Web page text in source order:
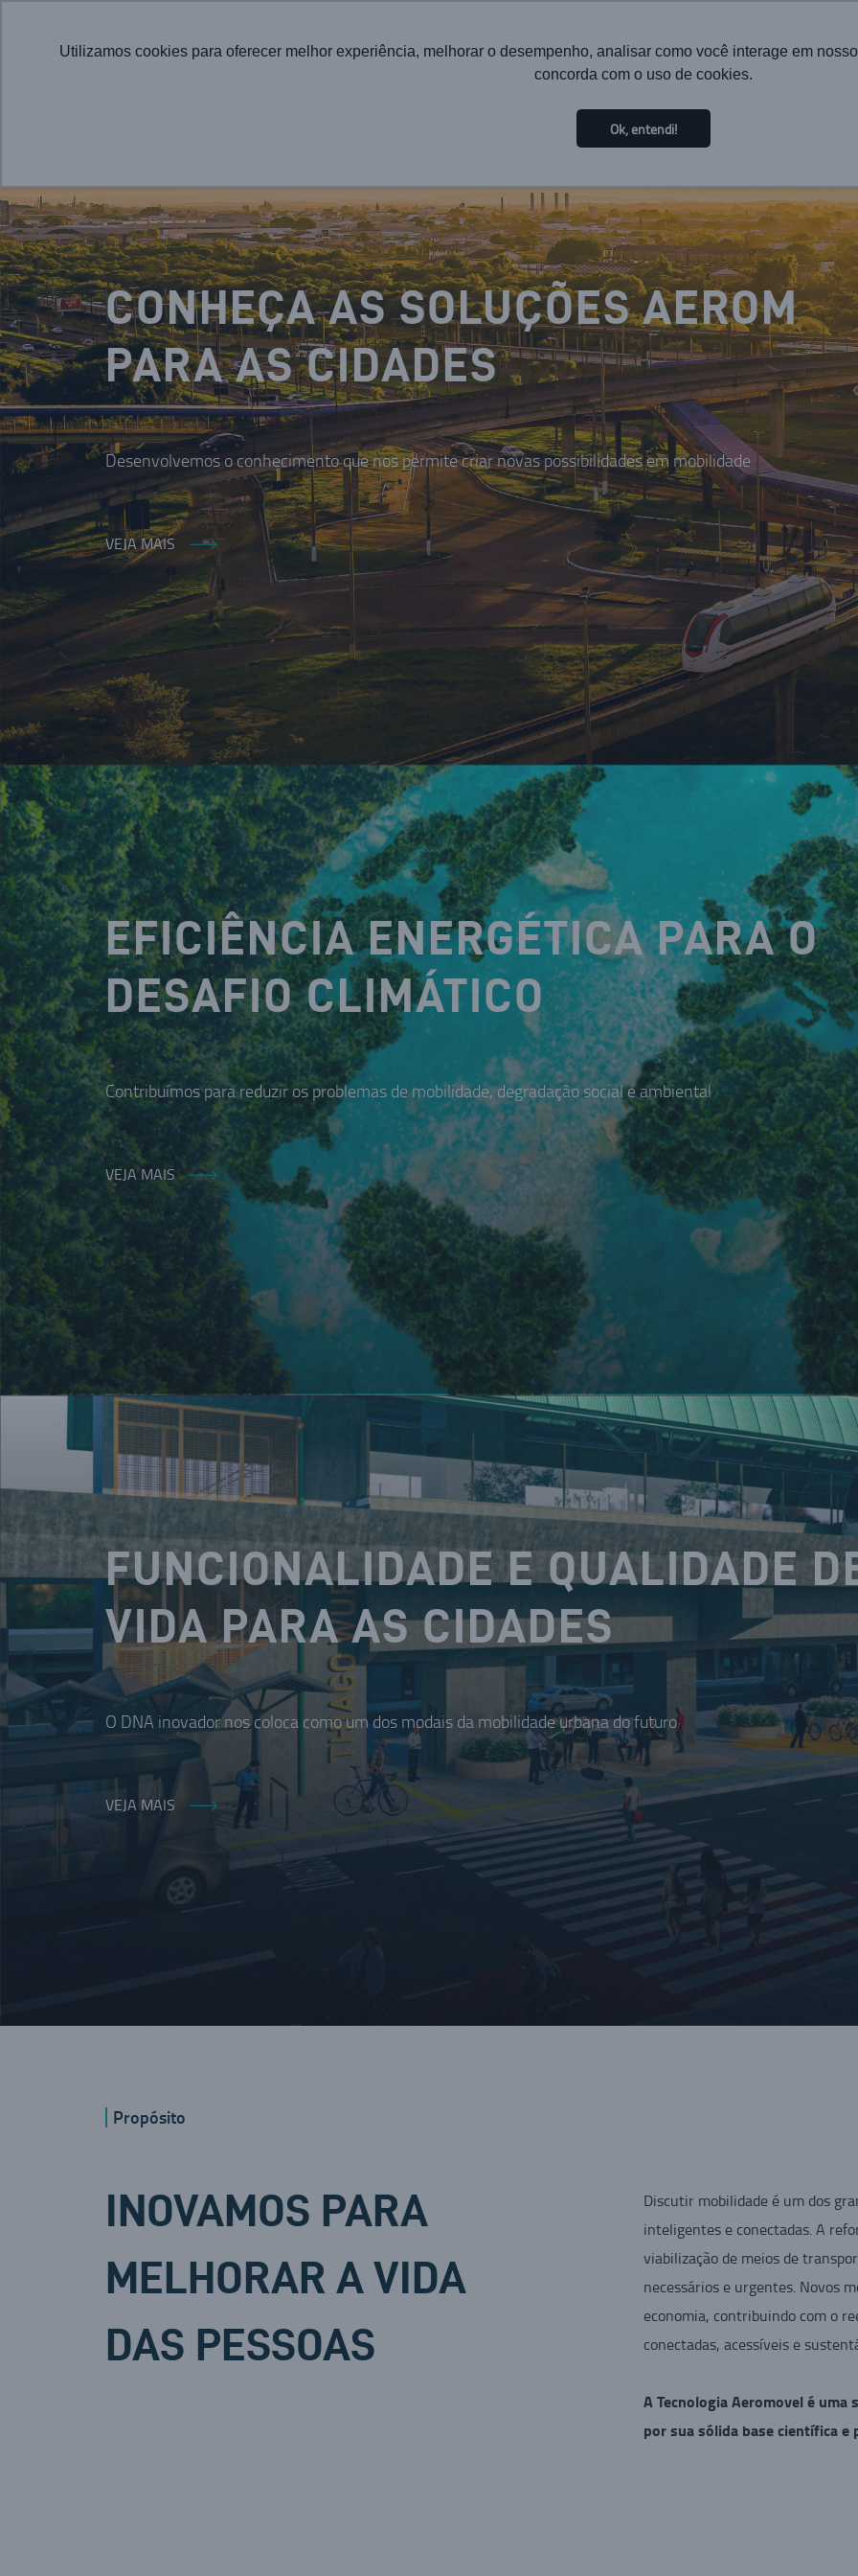
Utilizamos cookies para oferecer melhor experiência, melhorar o desempenho, analisar como você interage em
concorda com o uso de cookies.
Ok, entendi!
INSTITUTIONAL TECHNOLOGY
CONHEÇA AS SOLUÇÕES AEROM
PARA AS CIDADES
Desenvolvemos o conhecimento que nos permite criar novas possibilidades em mobilidade
VEJA MAIS
EFICIÊNCIA ENERGÉTICA PARA O
DESAFIO CLIMÁTICO
Contribuímos para reduzir os problemas de mobilidade, degradação social e ambiental
VEJA MAIS
FUNCIONALIDADE E QUALIDADE
VIDA PARA AS CIDADES
O DNA inovador nos coloca como um dos modais da mobilidade urbana do futuro
VEJA MAIS
Propósito
INOVAMOS PARA
MELHORAR A VIDA
DAS PESSOAS
Discutir mobilidade é um dos
inteligentes e conectadas. A
viabilização de meios de
necessários e urgentes. Novos
economia, contribuindo com o
conectadas, acessíveis e
A Tecnologia Aeromovel é
por sua sólida base científica